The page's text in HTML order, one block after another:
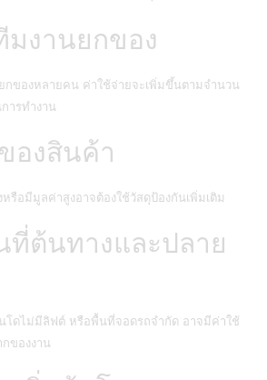
มงานยกของ
กของหลายคน ค่าใช้จ่ายจะเพิ่มขึ้นตามจำนวน
การทำงาน
องสินค้า
รือมีมูลค่าสูงอาจต้องใช้วัสดุป้องกันเพิ่มเติม
ที่ต้นทางและปลาย
โดไม่มีลิฟต์ หรือพื้นที่จอดรถจำกัด อาจมีค่าใช้
ของงาน